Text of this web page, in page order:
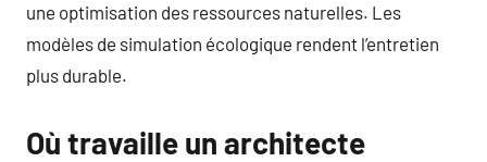
une optimisation des ressources naturelles. Les
modèles de simulation écologique rendent l’entretien
plus durable.
Où travaille un architecte